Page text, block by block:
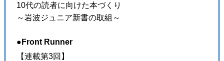
10代の読者に向けた本づくり
～岩波ジュニア新書の取組～
●Front Runner
【連載第3回】